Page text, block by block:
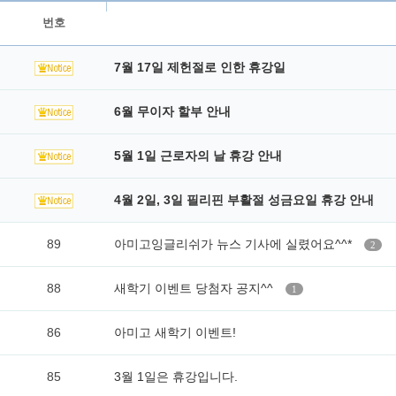
번호
7월 17일 제헌절로 인한 휴강일
6월 무이자 할부 안내
5월 1일 근로자의 날 휴강 안내
4월 2일, 3일 필리핀 부활절 성금요일 휴강 안내
89 아미고잉글리쉬가 뉴스 기사에 실렸어요^^* 2
88 새학기 이벤트 당첨자 공지^^ 1
86 아미고 새학기 이벤트!
85 3월 1일은 휴강입니다.